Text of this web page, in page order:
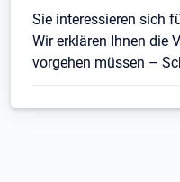
Sie interessieren sich
Wir erklären Ihnen die
vorgehen müssen –